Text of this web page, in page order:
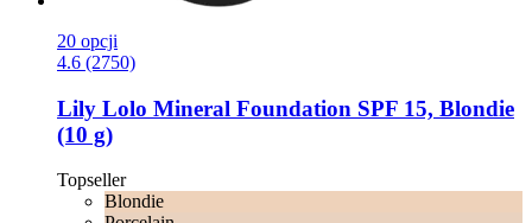
20 opcji
4.6 (2750)
Lily Lolo Mineral Foundation SPF 15, Blondie
(10 g)
Topseller
Blondie